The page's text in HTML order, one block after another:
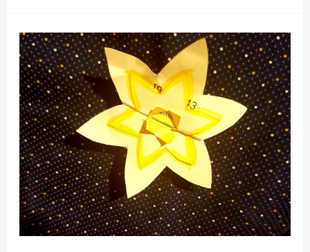
szkolnego
2024/2025
w
Podkowiańskim
Liceum
nr
60